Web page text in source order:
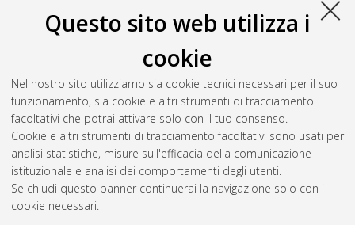
Questo sito web utilizza i
cookie
Nel nostro sito utilizziamo sia cookie tecnici necessari per il suo
funzionamento, sia cookie e altri strumenti di tracciamento
facoltativi che potrai attivare solo con il tuo consenso.
Cookie e altri strumenti di tracciamento facoltativi sono usati per
analisi statistiche, misure sull'efficacia della comunicazione
istituzionale e analisi dei comportamenti degli utenti.
Se chiudi questo banner continuerai la navigazione solo con i
cookie necessari.
Vera Valdes, Victor Andres
(2010)Integrating Crew
Scheduling and Rostering Problems, [Dissertation thesis], Alma
Mater Studiorum Università di Bologna. Dottorato di ricerca in
Automatica e ricerca operativa, 21 Ciclo. DOI
10.6092/unibo/amsdottorato/2705.
Questa lista e' stata generata ilSun Aug 9 20:37:43 2026
Atom